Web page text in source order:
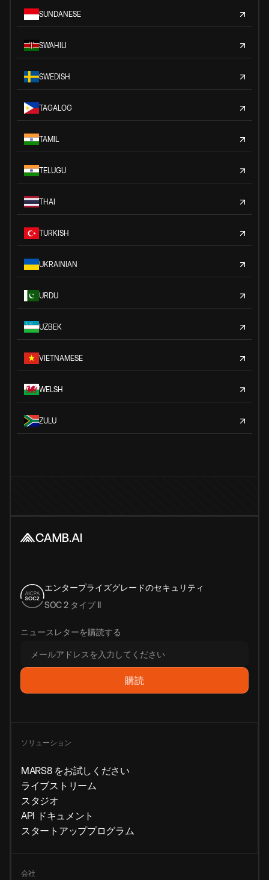
SUNDANESE
SWAHILI
SWEDISH
TAGALOG
TAMIL
TELUGU
THAI
TURKISH
UKRAINIAN
URDU
UZBEK
VIETNAMESE
WELSH
ZULU
エンタープライズグレードのセキュリティ
SOC 2 タイプ II
ニュースレターを購読する
ソリューション
MARS8 をお試しください
ライブストリーム
スタジオ
API ドキュメント
スタートアッププログラム
会社